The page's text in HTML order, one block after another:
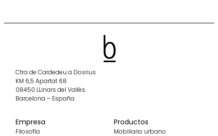
Ctra de Cardedeu a Dosrius
KM 6,5 Apartat 68
08450 LLinars del Vallès.
Barcelona – España
Empresa
Filosofía
Productos
Mobiliario urbano